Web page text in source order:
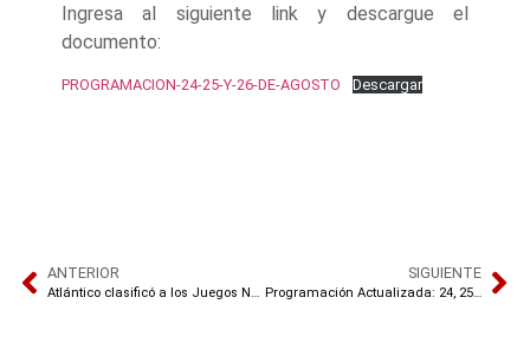
Ingresa al siguiente link y descargue el
documento:
PROGRAMACION-24-25-Y-26-DE-AGOSTO Descargar
ANTERIOR
Atlántico clasificó a los Juegos Nacionales de la Juventud 2024
SIGUIENTE
Programación Actualizada: 24, 25, 26, 27 y 28 de agosto